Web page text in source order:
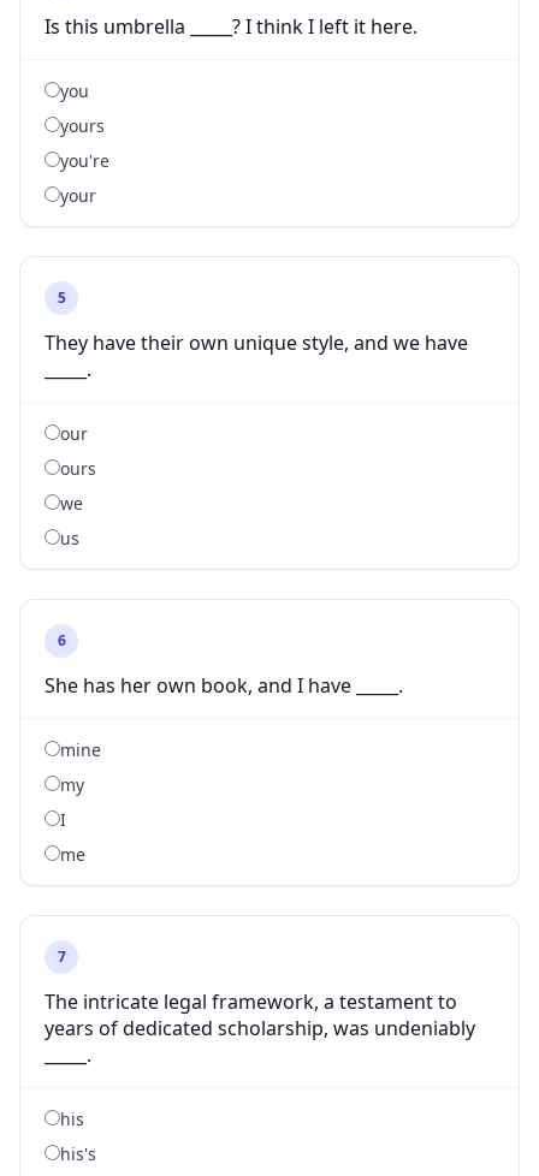
Is this umbrella _____? I think I left it here.
you
yours
you're
your
5
They have their own unique style, and we have
_____.
our
ours
we
us
6
She has her own book, and I have _____.
mine
my
I
me
7
The intricate legal framework, a testament to
years of dedicated scholarship, was undeniably
_____.
his
his's